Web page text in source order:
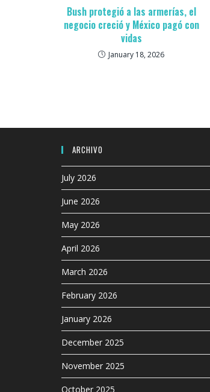
Bush protegió a las armerías, el
negocio creció y México pagó con
vidas
January 18, 2026
ARCHIVO
July 2026
June 2026
May 2026
April 2026
March 2026
February 2026
January 2026
December 2025
November 2025
October 2025